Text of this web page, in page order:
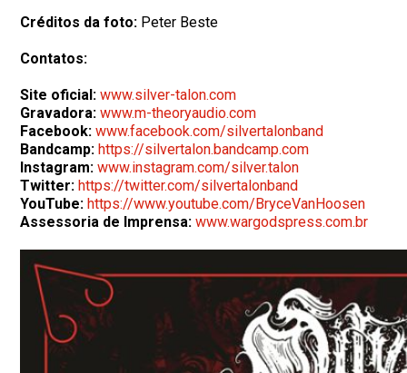
Créditos da foto: Peter Beste
Contatos:
Site oficial:www.silver-talon.com
Gravadora:www.m-theoryaudio.com
Facebook:www.facebook.com/silvertalonband
Bandcamp:https://silvertalon.bandcamp.com
Instagram: www.instagram.com/silver.talon
Twitter: https://twitter.com/silvertalonband
YouTube:https://www.youtube.com/BryceVanHoosen
Assessoria de Imprensa:www.wargodspress.com.br